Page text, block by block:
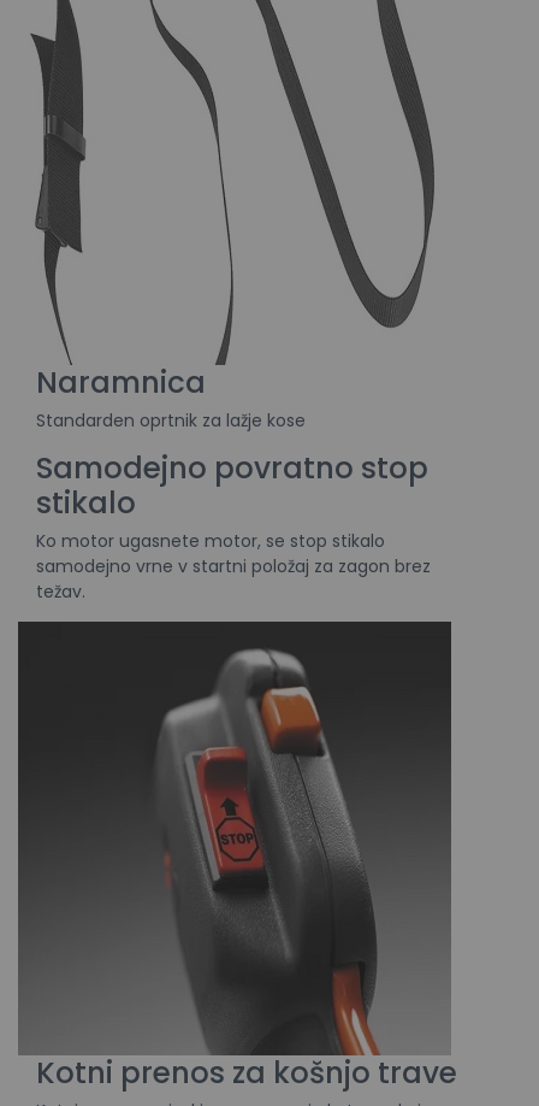
Naramnica
Standarden oprtnik za lažje kose
Samodejno povratno stop
stikalo
Ko motor ugasnete motor, se stop stikalo
samodejno vrne v startni položaj za zagon brez
težav.
Kotni prenos za košnjo trave